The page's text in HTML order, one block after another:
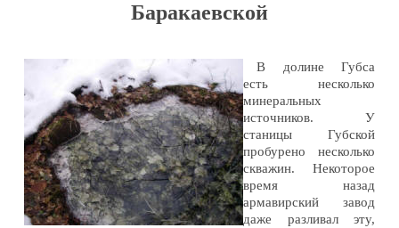
Баракаевской
В долине Губса
есть несколько
минеральных
источников. У
станицы Губской
пробурено несколько
скважин. Некоторое
время назад
армавирский завод
даже разливал эту,